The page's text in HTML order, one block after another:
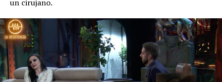
un cirujano.